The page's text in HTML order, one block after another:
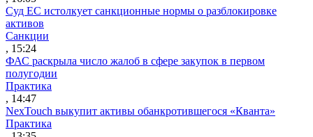
Суд ЕС истолкует санкционные нормы о разблокировке
активов
Санкции
, 15:24
ФАС раскрыла число жалоб в сфере закупок в первом
полугодии
Практика
, 14:47
NexTouch выкупит активы обанкротившегося «Кванта»
Практика